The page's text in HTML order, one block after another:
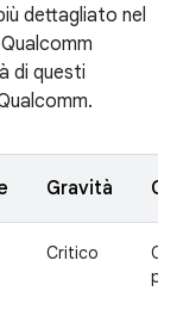
dettagliato nel
di questi
Gravità
Critico